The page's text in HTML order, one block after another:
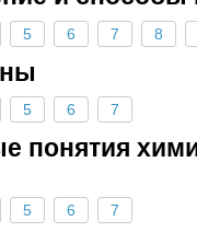
5 6 7 8
5 6 7
понятия
5 6 7